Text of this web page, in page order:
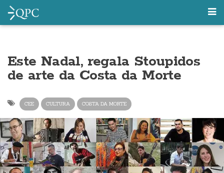
Este Nadal, regala Stoupidos
de arte da Costa da Morte
CEE CULTURA COSTA DA MORTE